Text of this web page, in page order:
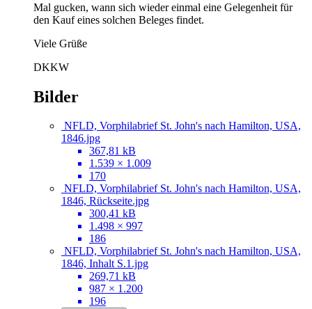
Mal gucken, wann sich wieder einmal eine Gelegenheit für
den Kauf eines solchen Beleges findet.
Viele Grüße
DKKW
Bilder
NFLD, Vorphilabrief St. John's nach Hamilton, USA,
1846.jpg
367,81 kB
1.539 × 1.009
170
NFLD, Vorphilabrief St. John's nach Hamilton, USA,
1846, Rückseite.jpg
300,41 kB
1.498 × 997
186
NFLD, Vorphilabrief St. John's nach Hamilton, USA,
1846, Inhalt S.1.jpg
269,71 kB
987 × 1.200
196